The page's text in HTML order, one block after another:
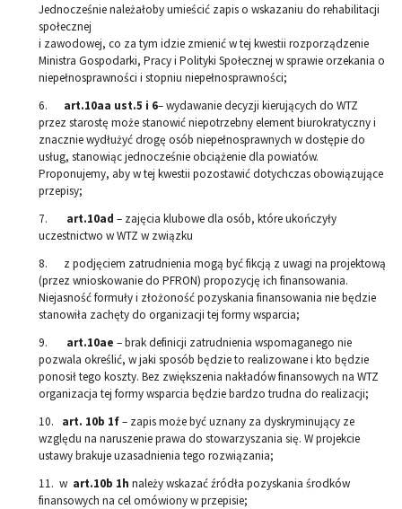
Jednocześnie należałoby umieścić zapis o wskazaniu do rehabilitacji
społecznej
i zawodowej, co za tym idzie zmienić w tej kwestii rozporządzenie
Ministra Gospodarki, Pracy i Polityki Społecznej w sprawie orzekania o
niepełnosprawności i stopniu niepełnosprawności;
6. art.10aa ust.5 i 6– wydawanie decyzji kierujących do WTZ
przez starostę może stanowić niepotrzebny element biurokratyczny i
znacznie wydłużyć drogę osób niepełnosprawnych w dostępie do
usług, stanowiąc jednocześnie obciążenie dla powiatów.
Proponujemy, aby w tej kwestii pozostawić dotychczas obowiązujące
przepisy;
7. art.10ad – zajęcia klubowe dla osób, które ukończyły
uczestnictwo w WTZ w związku
8. z podjęciem zatrudnienia mogą być fikcją z uwagi na projektową
(przez wnioskowanie do PFRON) propozycję ich finansowania.
Niejasność formuły i złożoność pozyskania finansowania nie będzie
stanowiła zachęty do organizacji tej formy wsparcia;
9. art.10ae – brak definicji zatrudnienia wspomaganego nie
pozwala określić, w jaki sposób będzie to realizowane i kto będzie
ponosił tego koszty. Bez zwiększenia nakładów finansowych na WTZ
organizacja tej formy wsparcia będzie bardzo trudna do realizacji;
10. art. 10b 1f– zapis może być uznany za dyskryminujący ze
względu na naruszenie prawa do stowarzyszania się. W projekcie
ustawy brakuje uzasadnienia tego rozwiązania;
11. w art.10b 1h należy wskazać źródła pozyskania środków
finansowych na cel omówiony w przepisie;